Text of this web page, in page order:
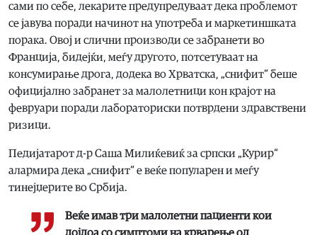
сами по себе, лекарите предупредуваат дека проблемот
се јавува поради начинот на употреба и маркетиншката
порака. Овој и слични производи се забранети во
Франција, бидејќи, меѓу другото, потсетуваат на
консумирање дрога, додека во Хрватска, „снифит“ беше
официјално забранет за малолетници кон крајот на
февруари поради лабораториски потврдени здравствени
ризици.
Педијатарот д-р Саша Милиќевиќ за српски „Курир“
алармира дека „снифит“ е веќе популарен и меѓу
тинејџерите во Србија.
Веќе имав три малолетни пациенти кои